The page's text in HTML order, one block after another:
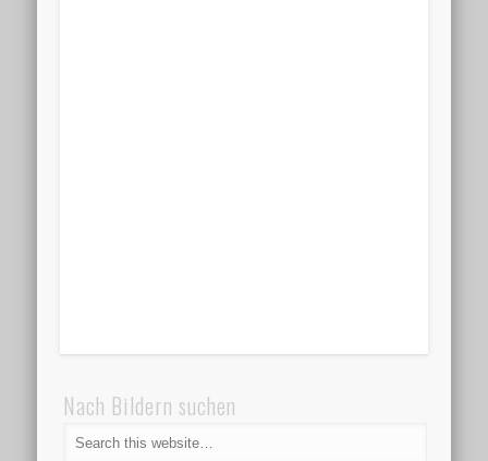
Nach Bildern suchen